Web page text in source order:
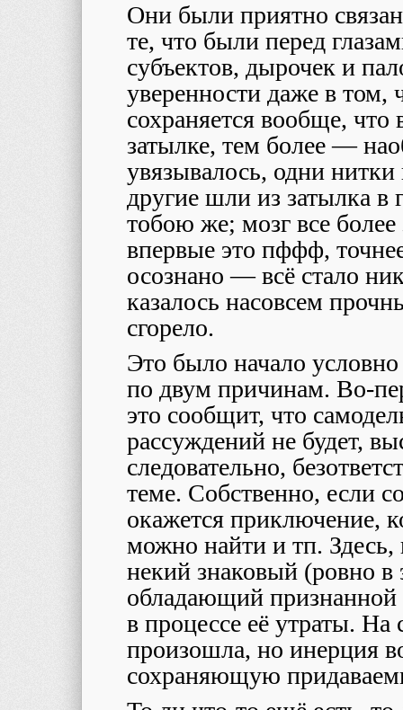
Они были приятно
те, что были перед
субъектов, дырочек и
уверенности даже в том,
сохраняется вообще, что
затылке, тем более ―
увязывалось, одни нитки
другие шли из затылка в
тобою же; мозг все
впервые это пффф,
осознано ― всё стало
казалось насовсем
сгорело.
Это было начало
по двум причинам. Во-
это сообщит, что
рассуждений не будет,
следовательно,
теме. Собственно, если
окажется приключение,
можно найти и тп. Здесь,
некий знаковый (ровно в
обладающий признанной
в процессе её утраты. На
произошла, но инерция
сохраняющую